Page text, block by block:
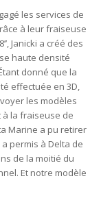
les services de
à leur fraiseuse
8’’, Janicki a créé des
haute densité
donné que la
effectuée en 3D,
les modèles
à la fraiseuse de
Marine a pu retirer
permis à Delta de
de la moitié du
Et notre modèle